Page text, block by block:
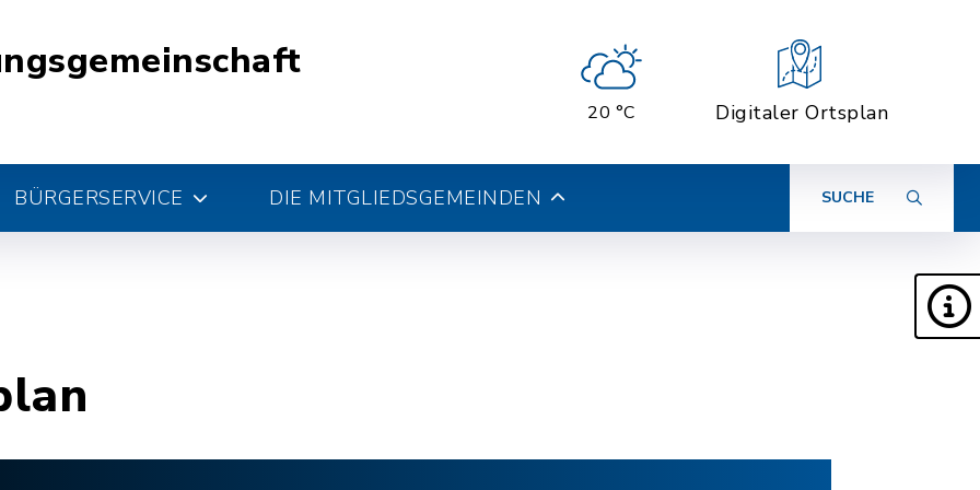
20 °C Digitaler Ortsplan
BÜRGERSERVICE DIE MITGLIEDSGEMEINDEN SUCHE